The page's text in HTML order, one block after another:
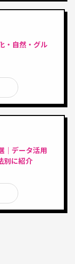
・自然・グル
｜データ活用
別に紹介